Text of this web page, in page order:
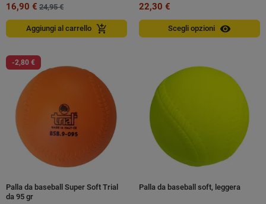
16,90 € 24,95 €
Aggiungi al carrello add_shopping_cart
22,30 €
Scegli opzioni visibility
-2,80 €
Palla da baseball Super Soft Trial
da 95 gr
Palla da baseball soft, leggera